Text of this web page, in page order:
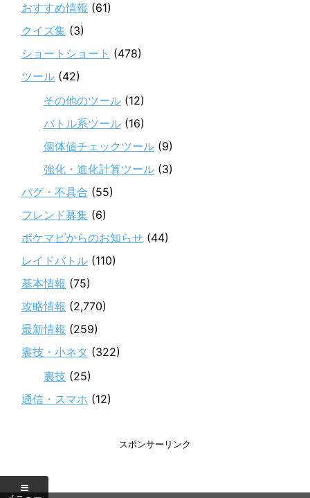
おすすめ情報 (61)
クイズ集 (3)
ショートショート (478)
ツール (42)
その他のツール (12)
バトル系ツール (16)
個体値チェックツール (9)
強化・進化計算ツール (3)
バグ・不具合 (55)
フレンド募集 (6)
ポケマピからのお知らせ (44)
レイドバトル (110)
基本情報 (75)
攻略情報 (2,770)
最新情報 (259)
裏技・小ネタ (322)
裏技 (25)
通信・スマホ (12)
スポンサーリンク